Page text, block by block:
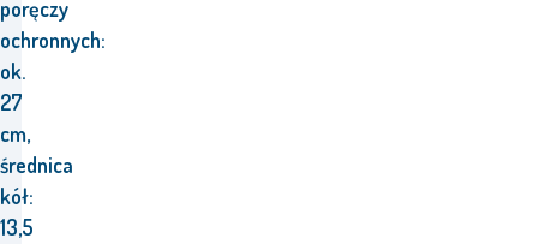
poręczy
ochronnych:
ok.
27
cm,
średnica
kół:
13,5